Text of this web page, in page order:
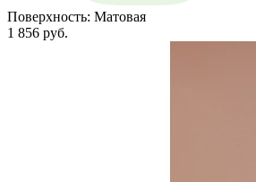
Поверхность: Матовая
1 856 руб.